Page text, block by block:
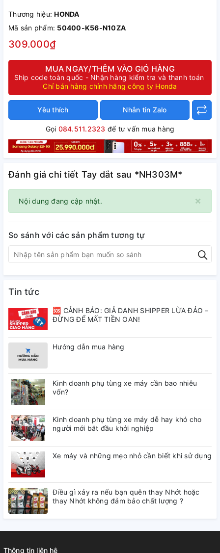
Thương hiệu:HONDA
Mã sản phẩm: 50400-K56-N10ZA
309.000₫
MUA NGAY/THÊM VÀO GIỎ HÀNG
Ship code toàn quốc - Nhận hàng kiểm tra và thanh toán
Chỉ bán hàng chính hãng công ty Honda
Yêu thích Nhắn tin Zalo
Gọi 084.511.2323 để tư vấn mua hàng
Đánh giá chi tiết Tay dắt sau *NH303M*
×
Nội dung đang cập nhật.
So sánh với các sản phẩm tương tự
Tin tức
🆘 CẢNH BÁO: GIẢ DANH SHIPPER LỪA ĐẢO –
ĐỪNG ĐỂ MẤT TIỀN OAN!
Hướng dẫn mua hàng
Kinh doanh phụ tùng xe máy cần bao nhiêu
vốn?
Kinh doanh phụ tùng xe máy dễ hay khó cho
người mới bắt đầu khởi nghiệp
Xe máy và những mẹo nhỏ cần biết khi sử dụng
Điều gì xảy ra nếu bạn quên thay Nhớt hoặc
thay Nhớt không đảm bảo chất lượng ?
Thông tin liên hệ